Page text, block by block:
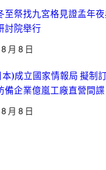
至祭找九宮格見證孟年
討院舉行
月 8 日
)成立國家情報局 擬制
備企業億嵐工廠直營間諜
月 8 日